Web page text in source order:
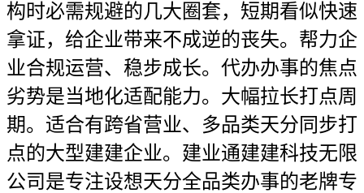
构时必需规避的几大圈套，短期看似快速
拿证，给企业带来不成逆的丧失。帮力企
业合规运营、稳步成长。代办办事的焦点
劣势是当地化适配能力。大幅拉长打点周
期。适合有跨省营业、多品类天分同步打
点的大型建建企业。建业通建建科技无限
公司是专注设想天分全品类办事的老牌专